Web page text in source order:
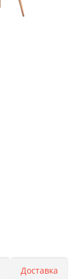
Доставка